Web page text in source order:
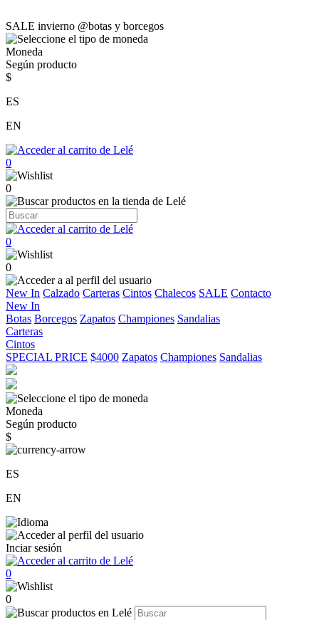
SALE invierno @botas y borcegos
Moneda
Según producto
$
ES
EN
0
0
0
0
New In Calzado Carteras Cintos Chalecos SALE Contacto
New In
Botas Borcegos Zapatos Championes Sandalias
Carteras
Cintos
SPECIAL PRICE $4000 Zapatos Championes Sandalias
Moneda
Según producto
$
ES
EN
Inciar sesión
0
0